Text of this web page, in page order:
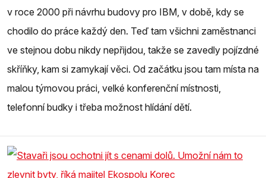
v roce 2000 při návrhu budovy pro IBM, v době, kdy se
chodilo do práce každý den. Teď tam všichni zaměstnanci
ve stejnou dobu nikdy nepřijdou, takže se zavedly pojízdné
skříňky, kam si zamykají věci. Od začátku jsou tam místa na
malou týmovou práci, velké konferenční místnosti,
telefonní budky i třeba možnost hlídání dětí.